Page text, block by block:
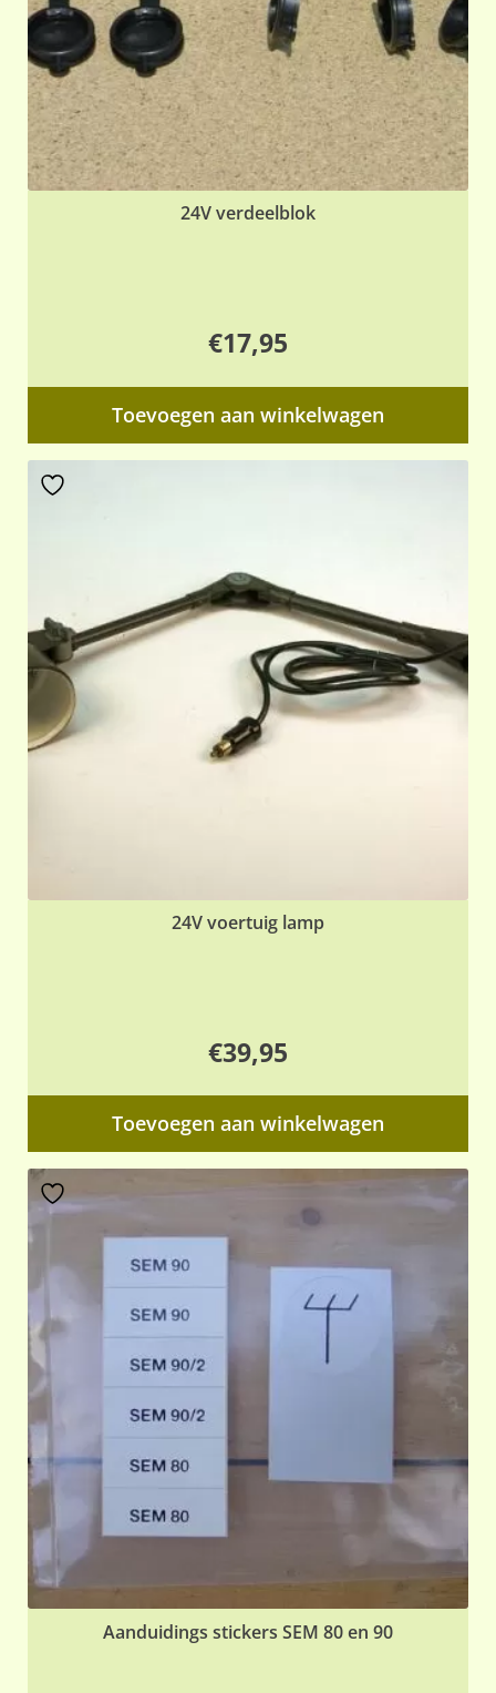
24V verdeelblok
€17,95
Toevoegen aan winkelwagen
24V voertuig lamp
€39,95
Toevoegen aan winkelwagen
Aanduidings stickers SEM 80 en 90